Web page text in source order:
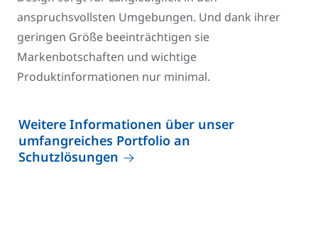
anspruchsvollsten Umgebungen. Und dank ihrer
geringen Größe beeinträchtigen sie
Markenbotschaften und wichtige
Produktinformationen nur minimal.
Weitere Informationen über unser
umfangreiches Portfolio an
Schutzlösungen